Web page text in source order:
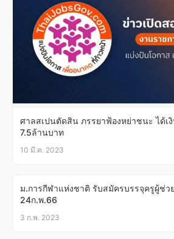
ศาลสเปนตัดสิน ภรรยาฟ้องหย่าชนะ ได้เ
7.5ล้านบาท
10 มี.ค. 2023
ม.การกีฬาแห่งชาติ รับสมัครบรรจุครูผู้ช่ว
24ก.พ.66
3 ก.พ. 2023